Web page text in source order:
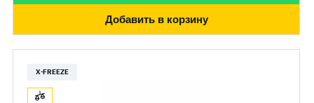
Добавить в корзину
X-FREEZE